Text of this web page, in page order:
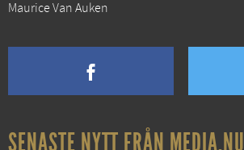
Maurice Van Auken
SENASTE NYTT FRÅN MEDIA.NU